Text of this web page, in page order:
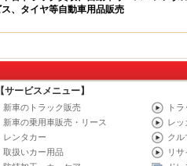
【サービスメニュー】
新車のトラック販売
新車の乗用車販売・リース
レンタカー
取扱いカー用品
ト
レッ
クル
リ